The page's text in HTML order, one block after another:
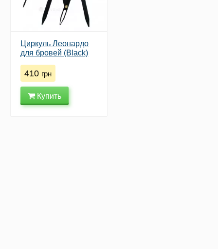
Циркуль Леонардо
для бровей (Black)
410 грн
Купить